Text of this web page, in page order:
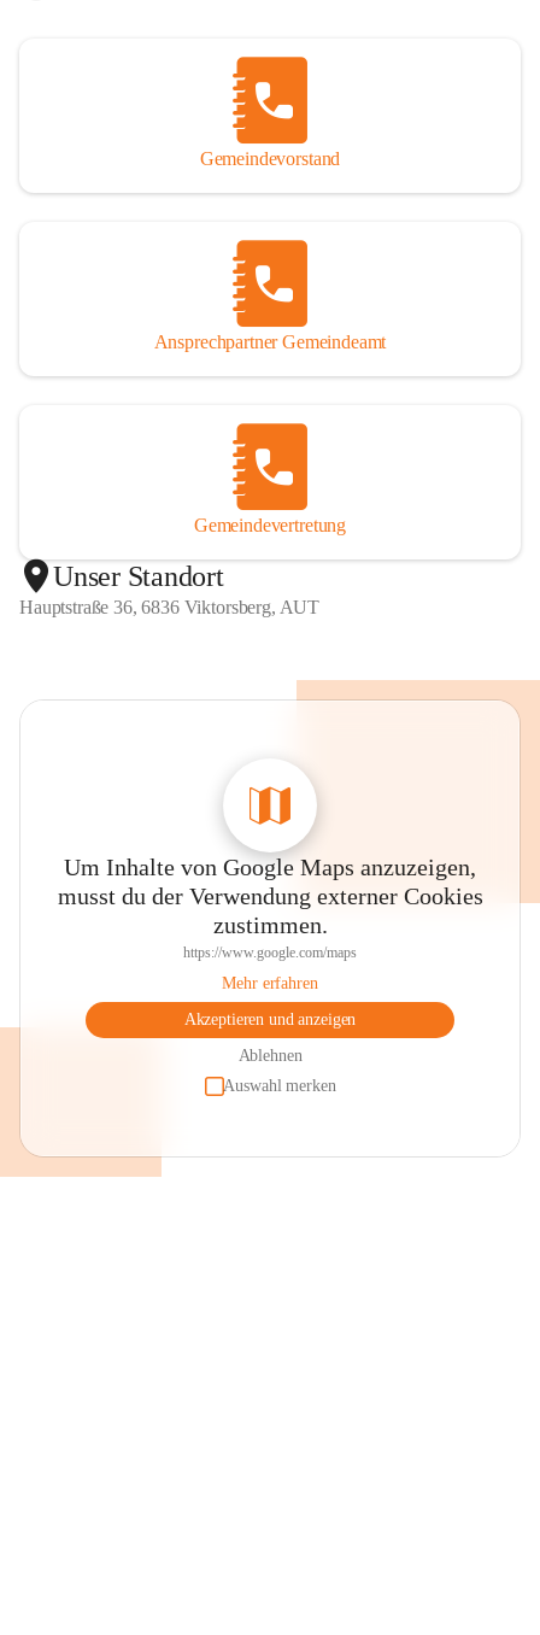
Gemeindevorstand
Ansprechpartner Gemeindeamt
Gemeindevertretung
Unser Standort
Hauptstraße 36, 6836 Viktorsberg, AUT
Um Inhalte von Google Maps anzuzeigen,
musst du der Verwendung externer Cookies
zustimmen.
https://www.google.com/maps
Mehr erfahren
Akzeptieren und anzeigen
Ablehnen
Auswahl merken